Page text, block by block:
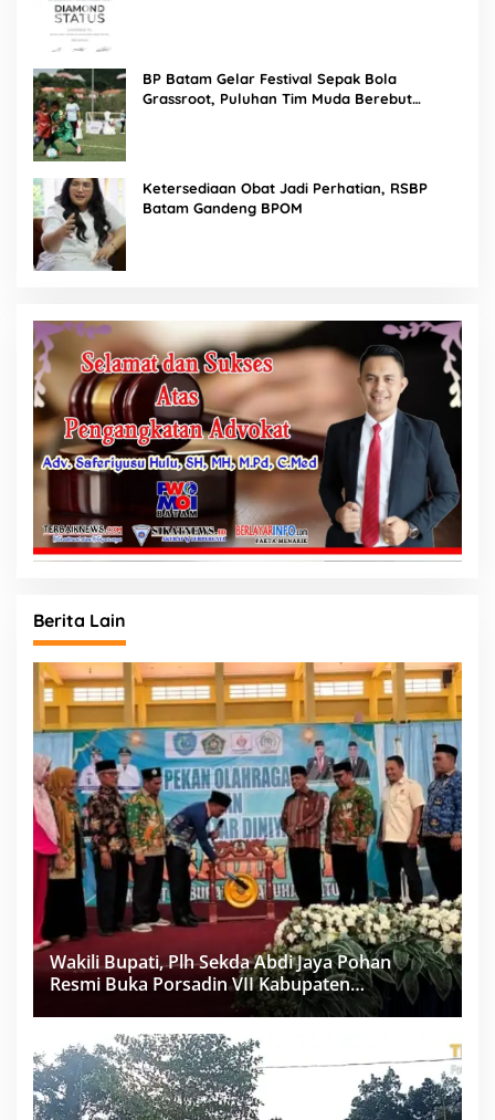
BP Batam Gelar Festival Sepak Bola
Grassroot, Puluhan Tim Muda Berebut
Ketersediaan Obat Jadi Perhatian, RSBP
Batam Gandeng BPOM
Berita Lain
Wakili Bupati, Plh Sekda Abdi Jaya Pohan
Resmi Buka Porsadin VII Kabupaten